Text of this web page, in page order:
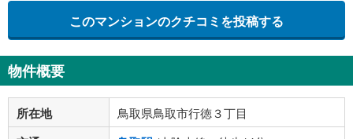
このマンションのクチコミを投稿する
物件概要
所在地 鳥取県鳥取市行徳３丁目